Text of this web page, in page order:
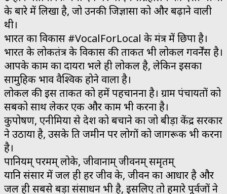
के बारे में लिखा है, जो उनकी जिज्ञासा को और बढ़ाने वाली
थी।
भारत का विकास #VocalForLocal के मंत्र में छिपा है।
भारत के लोकतंत्र के विकास की ताकत भी लोकल गवर्नेंस है।
आपके काम का दायरा भले ही लोकल है, लेकिन इसका
सामुहिक प्रभाव वैश्विक होने वाला है।
लोकल की इस ताकत को हमें पहचानना है। ग्राम पंचायतों को
सबको साथ लेकर एक और काम भी करना है।
कुपोषण, एनीमिया से देश को बचाने का जो बीड़ा केंद्र सरकार
ने उठाया है, उसके प्रति जमीन पर लोगों को जागरूक भी करना
है।
पानियम् परमम् लोके, जीवानाम् जीवनम् समृतम्
यानि संसार में जल ही हर जीव के, जीवन का आधार है और
जल ही सबसे बड़ा संसाधन भी है, इसलिए तो हमारे पूर्वजों ने